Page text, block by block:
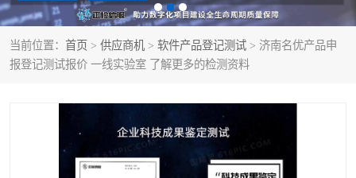
当前位置： 首页 > 供应商机 > 软件产品登记测试 > 济南名优产品申
报登记测试报价 一线实验室 了解更多的检测资料
科技成果鉴定测试 软件产品登记测试
信息安全风险评估 系统性能效率测试